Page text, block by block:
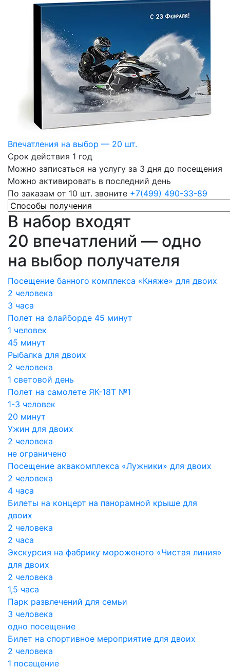
Впечатления на выбор — 20 шт.
Срок действия 1 год
Можно записаться на услугу за 3 дня до посещения
Можно активировать в последний день
По заказам от 10 шт. звоните +7(499) 490-33-89
В набор входят
20 впечатлений — одно
на выбор получателя
Посещение банного комплекса «Княже» для двоих
2 человека
3 часа
Полет на флайборде 45 минут
1 человек
45 минут
Рыбалка для двоих
2 человека
1 световой день
Полет на самолете ЯК-18Т №1
1-3 человек
20 минут
Ужин для двоих
2 человека
не ограничено
Посещение аквакомплекса «Лужники» для двоих
2 человека
4 часа
Билеты на концерт на панорамной крыше для
двоих
2 человека
2 часа
Экскурсия на фабрику мороженого «Чистая линия»
для двоих
2 человека
1,5 часа
Парк развлечений для семьи
3 человека
одно посещение
Билет на спортивное мероприятие для двоих
2 человека
1 посещение